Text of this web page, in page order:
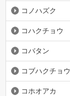
コノハズク
コハクチョウ
コバタン
コブハクチョウ
コホオアカ